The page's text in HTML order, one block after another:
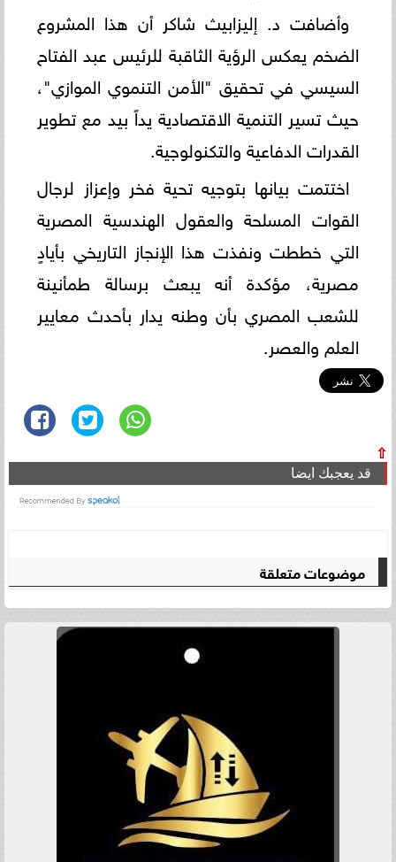
وأضافت د. إليزابيث شاكر أن هذا المشروع
الضخم يعكس الرؤية الثاقبة للرئيس عبد الفتاح
السيسي في تحقيق "الأمن التنموي الموازي"،
حيث تسير التنمية الاقتصادية يداً بيد مع تطوير
القدرات الدفاعية والتكنولوجية.
اختتمت بيانها بتوجيه تحية فخر وإعزاز لرجال
القوات المسلحة والعقول الهندسية المصرية
التي خططت ونفذت هذا الإنجاز التاريخي بأيادٍ
مصرية، مؤكدة أنه يبعث برسالة طمأنينة
للشعب المصري بأن وطنه يدار بأحدث معايير
العلم والعصر.
⇧
قد يعجبك ايضا
موضوعات متعلقة